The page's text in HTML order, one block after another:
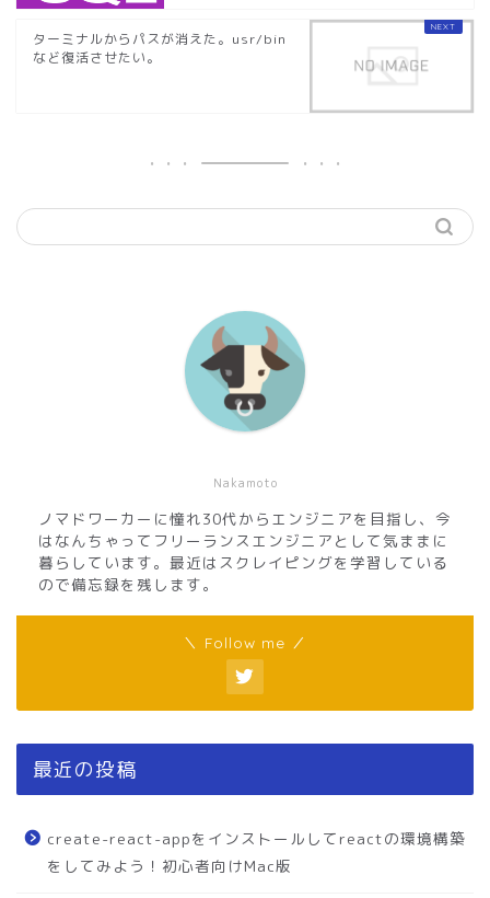
ターミナルからパスが消えた。usr/bin
など復活させたい。
Nakamoto
ノマドワーカーに憧れ30代からエンジニアを目指し、今
はなんちゃってフリーランスエンジニアとして気ままに
暮らしています。最近はスクレイピングを学習している
ので備忘録を残します。
＼ Follow me ／
最近の投稿
create-react-appをインストールしてreactの環境構築
をしてみよう！初心者向けMac版